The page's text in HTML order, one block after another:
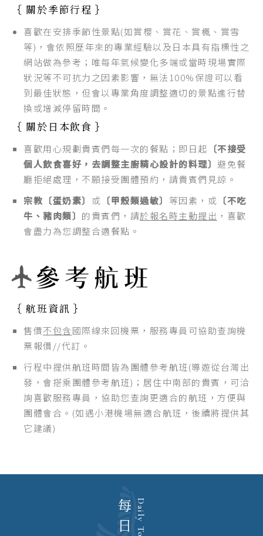
｛ 關於季節行程 ｝
喜歡在安排季節性景點(如賞櫻、賞花、賞楓、賞雪
等)，會依照歷年來的專業經驗以及日本具有指標性之
網站做為參考；唯每年氣候變化多端或當時現場實際
狀況等不可抗力之因素影響，無法100%保證可以看
到最佳狀態，但會以專業角度調整適切的景點進行替
換或增減停留時間。
｛ 關於日本飲食 ｝
喜歡用心規劃貴賓們每一次的餐點；即日起 〔不接受
個人飲食喜好，去調整主廚精心設計的料理〕 避免餐
廳拒絕處理，不願接受團體預約，請貴賓們見諒。
宗教〔蛋奶素〕 或 〔甲殼類過敏〕 等因素，或 〔不吃
牛、豬肉類〕 的貴賓們，請於報名時主動提出 ，喜歡
會盡力為您調整合適餐點。
｛ 航班資訊 ｝
售價不包含國際線來回機票，服務專員可協助查詢機
票報價//代訂。
行程中提供航班時間皆為團體參考航班(導遊從台灣出
發，會搭乘團體參考航班)；居住中南部的貴賓，可洽
詢喜歡服務專員，協助您查詢更適合的航班，方便與
團體會合。(如遇小港機場無適合航班，後續將提供其
它建議)
Daily Tour